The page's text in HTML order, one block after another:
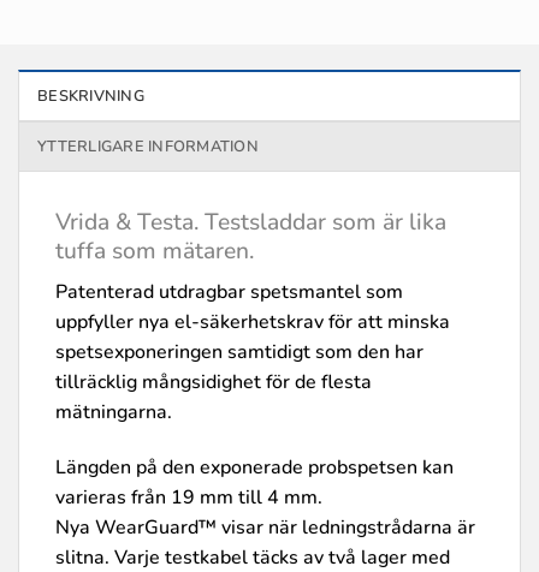
BESKRIVNING
YTTERLIGARE INFORMATION
Vrida & Testa. Testsladdar som är lika
tuffa som mätaren.
Patenterad utdragbar spetsmantel som
uppfyller nya el-säkerhetskrav för att minska
spetsexponeringen samtidigt som den har
tillräcklig mångsidighet för de flesta
mätningarna.
Längden på den exponerade probspetsen kan
varieras från 19 mm till 4 mm.
Nya WearGuard™ visar när ledningstrådarna är
slitna. Varje testkabel täcks av två lager med